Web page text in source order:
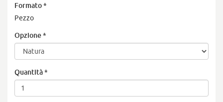
Formato*
Pezzo
Opzione*
Quantità*